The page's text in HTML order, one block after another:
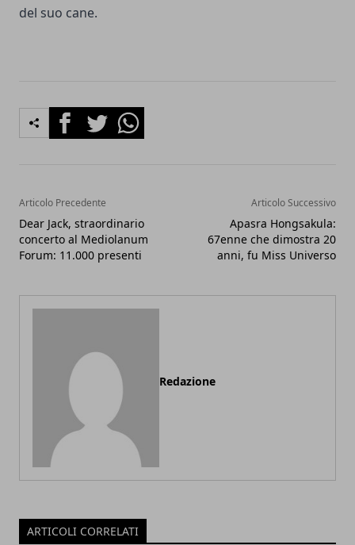
del suo cane.
FacebookTwitterWhatsapp
Articolo Precedente
Dear Jack, straordinario
concerto al Mediolanum
Forum: 11.000 presenti
Articolo Successivo
Apasra Hongsakula:
67enne che dimostra 20
anni, fu Miss Universo
Redazione
ARTICOLI CORRELATI